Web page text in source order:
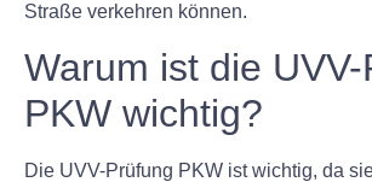
Straße verkehren können.
Warum ist die
PKW wichtig?
Die UVV-Prüfung PKW ist wichtig, da